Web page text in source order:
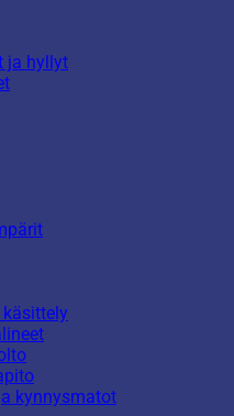
ja hyllyt
kynnysmatot